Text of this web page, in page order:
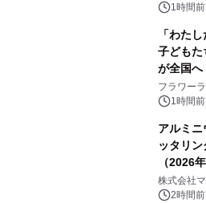
1時間前
「わた
子どもた
が全国へ
フラワー
1時間前
アルミ
ッタリ
（2026
（0.995
ートを発
株式会社
2時間前